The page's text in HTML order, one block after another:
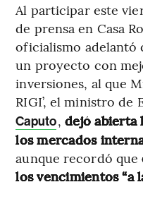
Al participar este
de prensa en Casa
oficialismo adelantó
un proyecto con
inversiones, al que
RIGI’, el ministro de
Caputo,dejó abierta
los mercados
aunque recordó que
los vencimientos “a